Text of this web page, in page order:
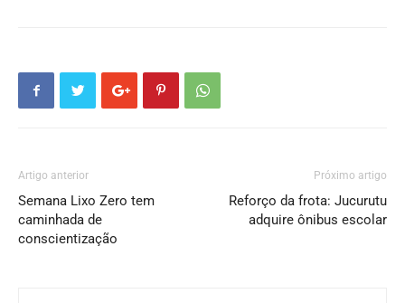
Artigo anterior
Semana Lixo Zero tem
caminhada de
conscientização
Próximo artigo
Reforço da frota: Jucurutu
adquire ônibus escolar